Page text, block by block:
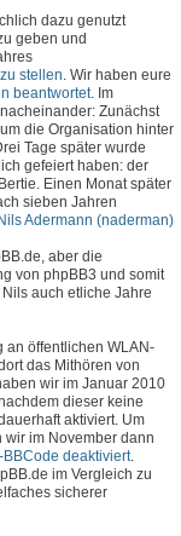
dazu genutzt
geben und
stellen. Wir haben eure
beantwortet. Im
Zunächst
die Organisation hinter
Tage später wurde
gefeiert haben: der
Einen Monat später
sieben Jahren
Adermann (naderman)
aber die
von phpBB3 und somit
auch etliche Jahre
an öffentlichen WLAN-
das Mithören von
wir im Januar 2010
dieser keine
aktiviert. Um
im November dann
deaktiviert.
im Vergleich zu
sicherer